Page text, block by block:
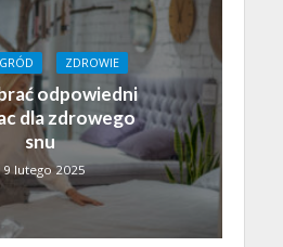
ZDROWIE
odpowiedni
dla zdrowego
snu
lutego 2025